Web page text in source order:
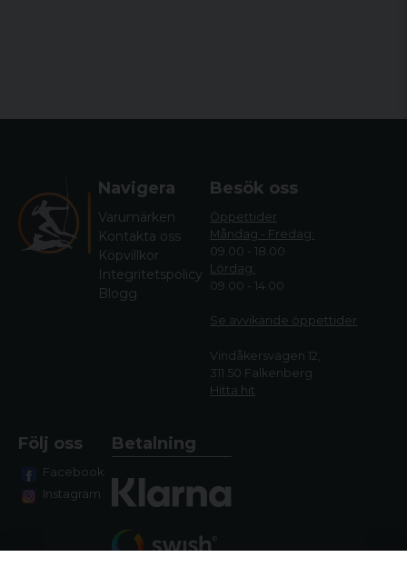
Navigera
Varumärken
Kontakta oss
Köpvillkor
Integritetspolicy
Blogg
Besök oss
Öppettider
Måndag - Fredag:
09.00 - 18.00
Lördag:
09.00 - 14.00
Se avvikande öppettider
Vindåkersvägen 12,
311 50 Falkenberg
Hitta hit
Följ oss
Facebook
Instagram
Betalning